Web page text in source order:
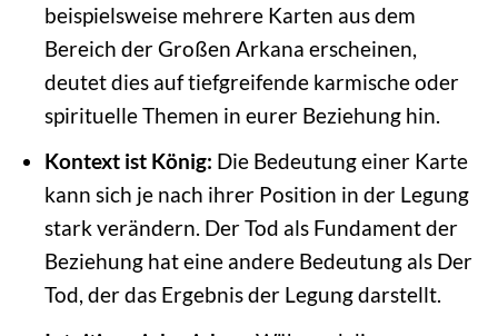
beispielsweise mehrere Karten aus dem
Bereich der Großen Arkana erscheinen,
deutet dies auf tiefgreifende karmische oder
spirituelle Themen in eurer Beziehung hin.
Kontext ist König: Die Bedeutung einer Karte
kann sich je nach ihrer Position in der Legung
stark verändern. Der Tod als Fundament der
Beziehung hat eine andere Bedeutung als Der
Tod, der das Ergebnis der Legung darstellt.